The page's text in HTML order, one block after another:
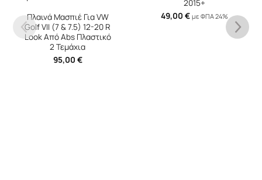
49,00€ με ΦΠΑ 24%